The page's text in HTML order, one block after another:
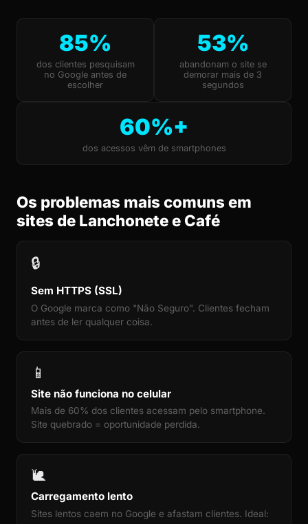
85%
dos clientes pesquisam
no Google antes de
escolher
53%
abandonam o site se
demorar mais de 3
segundos
60%+
dos acessos vêm de smartphones
Os problemas mais comuns em
sites de Lanchonete e Café
🔒
Sem HTTPS (SSL)
O Google marca como "Não Seguro". Clientes fecham
antes de ler qualquer coisa.
📱
Site não funciona no celular
Mais de 60% dos clientes acessam pelo smartphone.
Site quebrado = oportunidade perdida.
🐌
Carregamento lento
Sites lentos caem no Google e afastam clientes. Ideal: